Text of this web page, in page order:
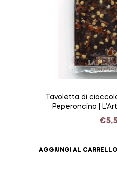
Tavoletta di
Peperoncino |
€
AGGIUNGI AL CARRELLO